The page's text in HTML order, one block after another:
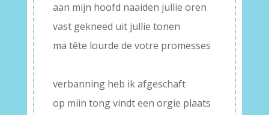
aan mijn hoofd naaiden jullie oren
vast gekneed uit jullie tonen
ma tête lourde de votre promesses
verbanning heb ik afgeschaft
op miin tong vindt een orgie plaats